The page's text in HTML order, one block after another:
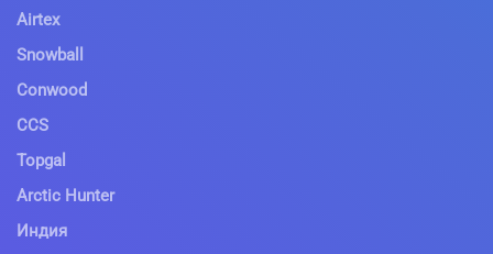
Airtex
Snowball
Conwood
CCS
Topgal
Arctic Hunter
Индия